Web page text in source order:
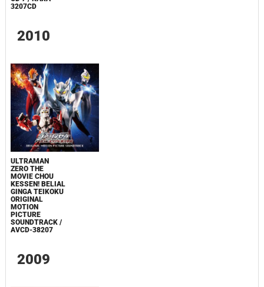
3207CD
2010
ULTRAMAN
ZERO THE
MOVIE CHOU
KESSEN! BELIAL
GINGA TEIKOKU
ORIGINAL
MOTION
PICTURE
SOUNDTRACK /
AVCD-38207
2009